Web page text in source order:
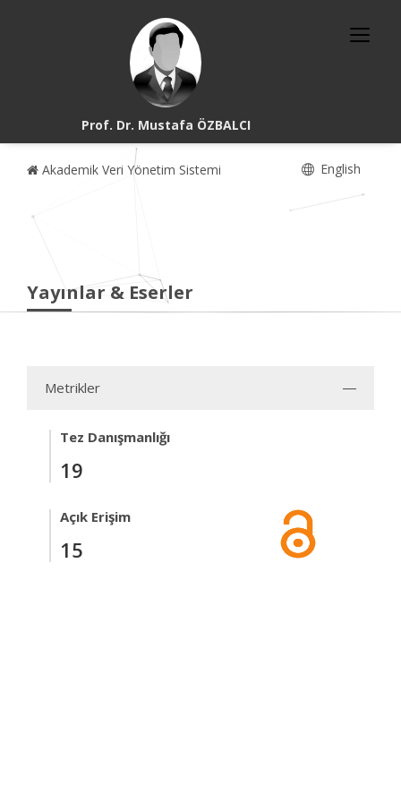
Prof. Dr. Mustafa ÖZBALCI
Akademik Veri Yönetim Sistemi English
Yayınlar & Eserler
Metrikler
Tez Danışmanlığı
19
Açık Erişim
15